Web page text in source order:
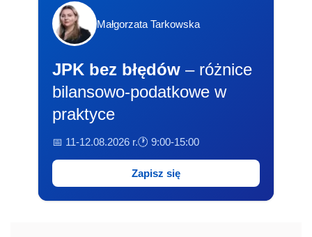
Małgorzata Tarkowska
JPK bez błędów – różnice
bilansowo-podatkowe w
praktyce
📅 11-12.08.2026 r.🕐 9:00-15:00
Zapisz się